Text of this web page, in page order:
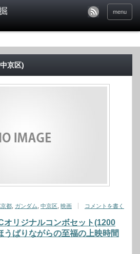
menu
京区)
都 ガンダム 中京区 映画 コメントを書く
オリジナルコンボセット(1200
うばりながらの至福の上映時間